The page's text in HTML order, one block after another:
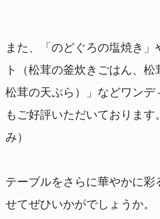
また、「のどぐろの塩焼き」
ト（松茸の釜炊きごはん、松
松茸の天ぷら）」などワンデ
もご好評いただいておりま
み）
テーブルをさらに華やかに彩
せてぜひいかがでしょうか。